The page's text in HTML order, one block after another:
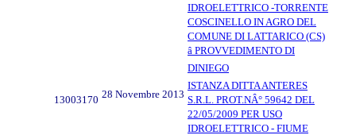
IDROELETTRICO -TORRENTE
COSCINELLO IN AGRO DEL
COMUNE DI LATTARICO (CS)
â PROVVEDIMENTO DI
DINIEGO
13003170 28 Novembre 2013
ISTANZA DITTA ANTERES
S.R.L. PROT.NÂ° 59642 DEL
22/05/2009 PER USO
IDROELETTRICO - FIUME